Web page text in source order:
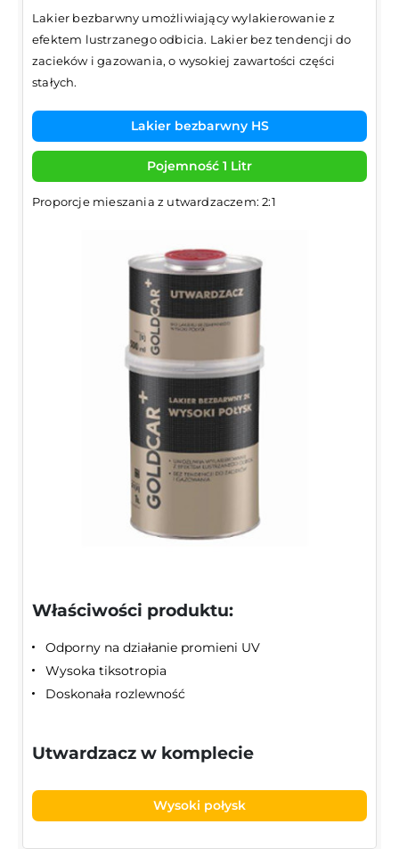
Lakier bezbarwny umożliwiający wylakierowanie z
efektem lustrzanego odbicia. Lakier bez tendencji do
zacieków i gazowania, o wysokiej zawartości części
stałych.
Lakier bezbarwny HS
Pojemność 1 Litr
Proporcje mieszania z utwardzaczem: 2:1
Właściwości produktu:
Odporny na działanie promieni UV
Wysoka tiksotropia
Doskonała rozlewność
Utwardzacz w komplecie
Wysoki połysk